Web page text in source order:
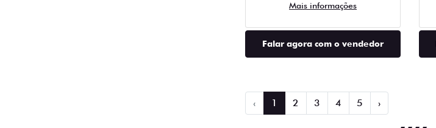
Mais informações
Falar agora com o vendedor
‹ 1 2 3 4 5 ›